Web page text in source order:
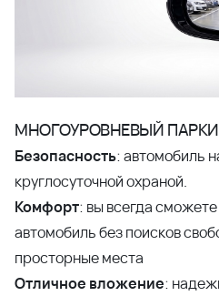
МНОГОУРОВНЕВЫЙ
Безопасность: автомобиль
круглосуточной охраной.
Комфорт: вы всегда
автомобиль без поисков
просторные места
Отличное вложение: